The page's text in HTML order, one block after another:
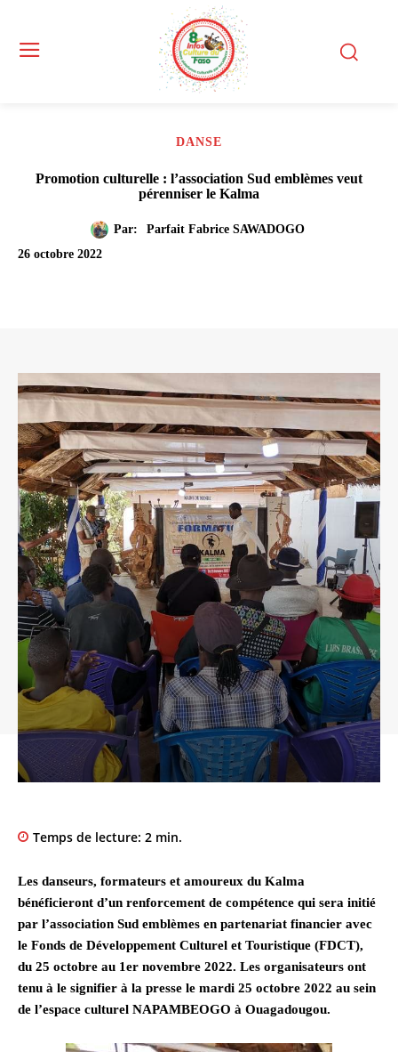
DANSE
Promotion culturelle : l’association Sud emblèmes veut
pérenniser le Kalma
Par:
Parfait Fabrice SAWADOGO
26 octobre 2022
Temps de lecture: 2 min.
Les danseurs, formateurs et amoureux du Kalma
bénéficieront d’un renforcement de compétence qui sera initié
par l’association Sud emblèmes en partenariat financier avec
le Fonds de Développement Culturel et Touristique (FDCT),
du 25 octobre au 1er novembre 2022. Les organisateurs ont
tenu à le signifier à la presse le mardi 25 octobre 2022 au sein
de l’espace culturel NAPAMBEOGO à Ouagadougou.